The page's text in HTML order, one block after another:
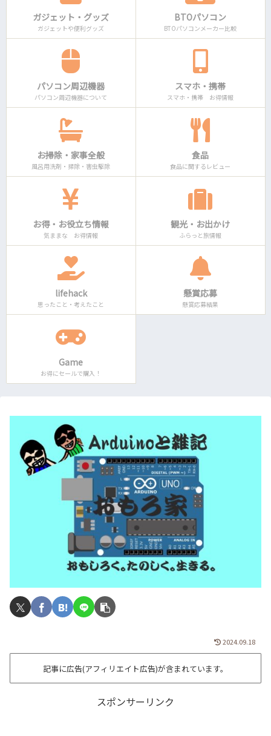
ガジェット・グッズ
ガジェットや便利グッズ
BTOパソコン
BTOパソコンメーカー比較
パソコン周辺機器
パソコン周辺機器について
スマホ・携帯
スマホ・携帯 お得情報
お掃除・家事全般
風呂用洗剤・掃除・害虫駆除
食品
食品に関するレビュー
お得・お役立ち情報
気ままな お得情報
観光・お出かけ
ふらっと旅情報
lifehack
思ったこと・考えたこと
懸賞応募
懸賞応募結果
Game
お得にセールで購入！
2024.09.18
記事に広告(アフィリエイト広告)が含まれています。
スポンサーリンク